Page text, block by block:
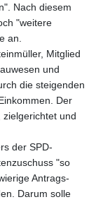
Nach diesem
"weitere
an.
Mitglied
und
die steigenden
Der
und
der SPD-
"so
Antrags-
Darum solle